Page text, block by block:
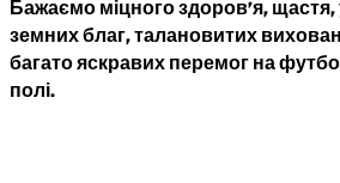
Бажаємоміцного здоров’я, щастя,
земних благ,талановитих
багато яскравих перемог на
полі.